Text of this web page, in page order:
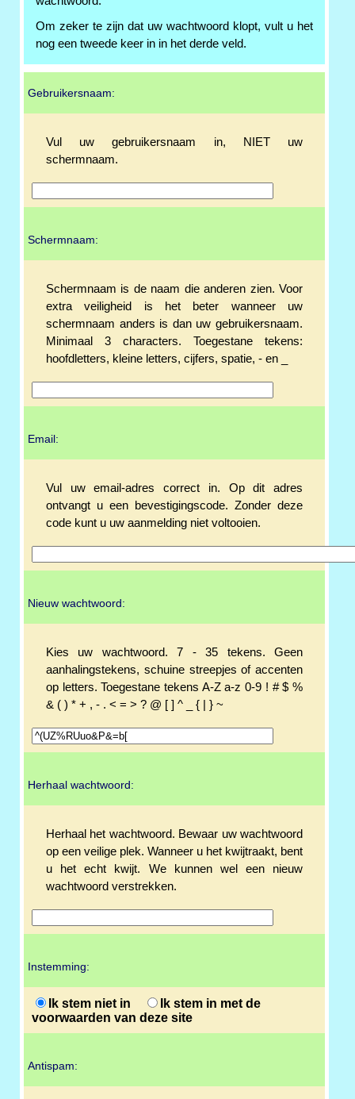
Om zeker te zijn dat uw wachtwoord klopt, vult u het
nog een tweede keer in in het derde veld.
Gebruikersnaam:
Vul uw gebruikersnaam in, NIET uw
schermnaam.
Schermnaam:
Schermnaam is de naam die anderen zien. Voor
extra veiligheid is het beter wanneer uw
schermnaam anders is dan uw gebruikersnaam.
Minimaal 3 characters. Toegestane tekens:
hoofdletters, kleine letters, cijfers, spatie, - en _
Email:
Vul uw email-adres correct in. Op dit adres
ontvangt u een bevestigingscode. Zonder deze
code kunt u uw aanmelding niet voltooien.
Nieuw wachtwoord:
Kies uw wachtwoord. 7 - 35 tekens. Geen
aanhalingstekens, schuine streepjes of accenten
op letters. Toegestane tekens A-Z a-z 0-9 ! # $ %
& ( ) * + , - . < = > ? @ [ ] ^ _ { | } ~
Herhaal wachtwoord:
Herhaal het wachtwoord. Bewaar uw wachtwoord
op een veilige plek. Wanneer u het kwijtraakt, bent
u het echt kwijt. We kunnen wel een nieuw
wachtwoord verstrekken.
Instemming:
Ik stem niet in
Ik stem in met de
voorwaarden van deze site
Antispam: